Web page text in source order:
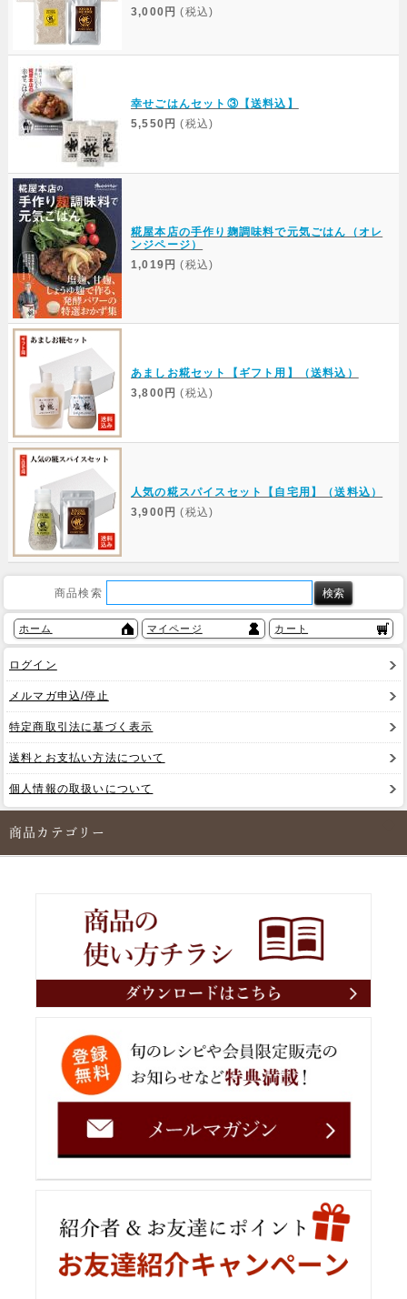
3,000円 (税込)
幸せごはんセット③【送料込】
5,550円 (税込)
糀屋本店の手作り麹調味料で元気ごはん（オレ
ンジページ）
1,019円 (税込)
あましお糀セット【ギフト用】（送料込）
3,800円 (税込)
人気の糀スパイスセット【自宅用】（送料込）
3,900円 (税込)
商品検索
ホーム マイページ カート
ログイン
メルマガ申込/停止
特定商取引法に基づく表示
送料とお支払い方法について
個人情報の取扱いについて
商品カテゴリー